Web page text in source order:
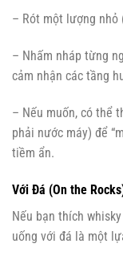
– Rót một lượng nhỏ
– Nhấm nháp từng
cảm nhận các tầng
– Nếu muốn, có thể
phải nước máy) để
tiềm ẩn.
Với Đá (On the
Nếu bạn thích
uống với đá là một